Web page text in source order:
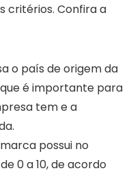
critérios. Confira a
o país de origem da
é importante para
tem e a
possui no
0 a 10, de acordo